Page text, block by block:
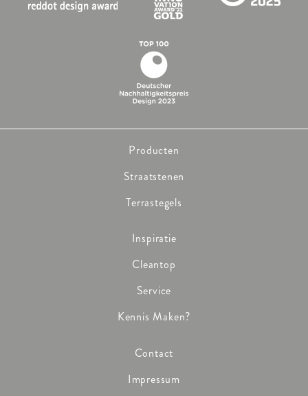
Producten
Straatstenen
Terrastegels
Inspiratie
Cleantop
Service
Kennis Maken?
Contact
Impressum